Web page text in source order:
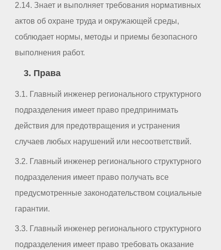
2.14. Знает и выполняет требования нормативных
актов об охране труда и окружающей среды,
соблюдает нормы, методы и приемы безопасного
выполнения работ.
3. Права
3.1. Главный инженер регионального структурного
подразделения имеет право предпринимать
действия для предотвращения и устранения
случаев любых нарушений или несоответствий.
3.2. Главный инженер регионального структурного
подразделения имеет право получать все
предусмотренные законодательством социальные
гарантии.
3.3. Главный инженер регионального структурного
подразделения имеет право требовать оказание